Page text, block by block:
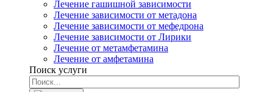
Лечение гашишной зависимости
Лечение зависимости от метадона
Лечение зависимости от мефедрона
Лечение зависимости от Лирики
Лечение от метамфетамина
Лечение от амфетамина
Поиск услуги